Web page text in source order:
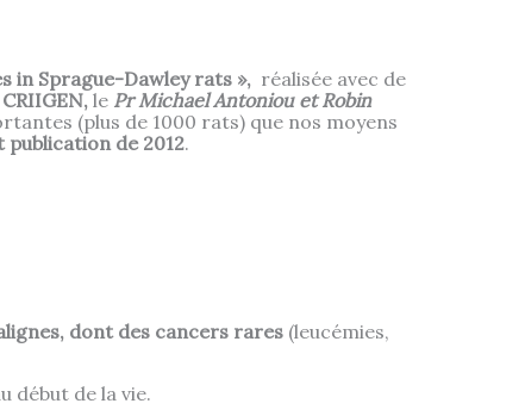
in Sprague-Dawley rats », réalisée avec de
le Pr Michael Antoniou et Robin
(plus de 1000 rats) que nos moyens
de 2012.
dont des cancers rares (leucémies,
début de la vie.